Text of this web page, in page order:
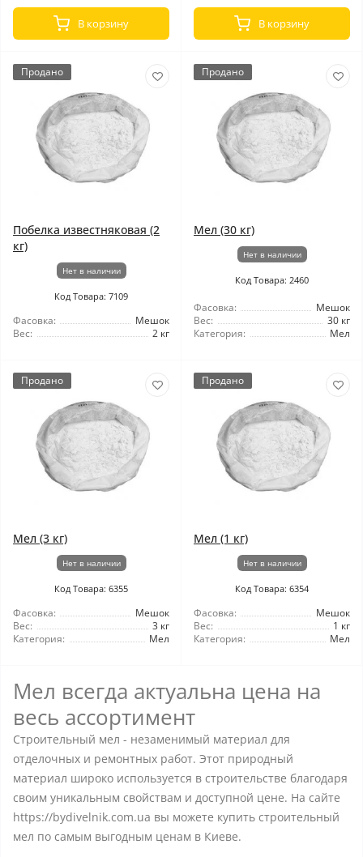
В корзину В корзину
Продано
Побелка известняковая (2
кг)
Нет в наличии
Код Товара: 7109
Фасовка:
Мешок
Вес:
2 кг
Продано
Мел (30 кг)
Нет в наличии
Код Товара: 2460
Фасовка:
Мешок
Вес:
30 кг
Категория:
Мел
Продано
Мел (3 кг)
Нет в наличии
Код Товара: 6355
Фасовка:
Мешок
Вес:
3 кг
Категория:
Мел
Продано
Мел (1 кг)
Нет в наличии
Код Товара: 6354
Фасовка:
Мешок
Вес:
1 кг
Категория:
Мел
Мел всегда актуальна цена на
весь ассортимент
Строительный мел - незаменимый материал для
отделочных и ремонтных работ. Этот природный
материал широко используется в строительстве благодаря
своим уникальным свойствам и доступной цене. На сайте
https://bydivelnik.com.ua вы можете купить строительный
мел по самым выгодным ценам в Киеве.